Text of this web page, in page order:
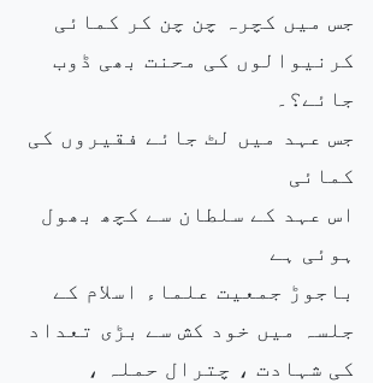
جس میں کچرہ چن چن کر کمائی
کرنیوالوں کی محنت بھی ڈوب
جائے؟۔
جس عہد میں لٹ جائے فقیروں کی
کمائی
اس عہد کے سلطان سے کچھ بھول
ہوئی ہے
باجوڑ جمعیت علماء اسلام کے
جلسہ میں خود کش سے بڑی تعداد
کی شہادت ، چترال حملہ ،